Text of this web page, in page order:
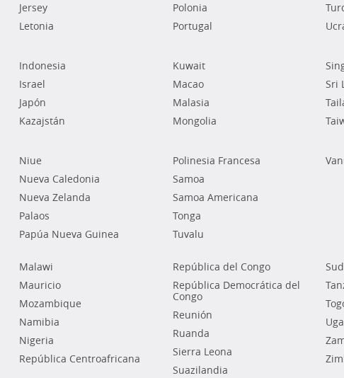
Jersey
Letonia
Polonia
Portugal
Indonesia
Israel
Japón
Kazajstán
Kuwait
Macao
Malasia
Mongolia
Sri
Niue
Nueva Caledonia
Nueva Zelanda
Palaos
Papúa Nueva Guinea
Polinesia Francesa
Samoa
Samoa Americana
Tonga
Tuvalu
Malawi
Mauricio
Mozambique
Namibia
Nigeria
República Centroafricana
República del Congo
República Democrática del
Congo
Reunión
Ruanda
Sierra Leona
Suazilandia